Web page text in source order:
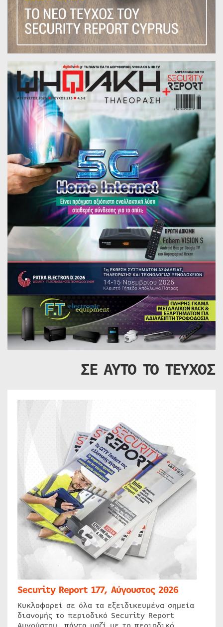
ΣΕ ΑΥΤΟ ΤΟ ΤΕΥΧΟΣ
Security Report 177, Αύγουστος 2026
Κυκλοφορεί σε όλα τα εξειδικευμένα σημεία
διανομής το περιοδικό Security Report